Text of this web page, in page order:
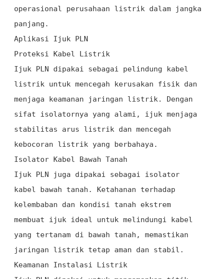
operasional perusahaan listrik dalam jangka
panjang.
Aplikasi Ijuk PLN
Proteksi Kabel Listrik
Ijuk PLN dipakai sebagai pelindung kabel
listrik untuk mencegah kerusakan fisik dan
menjaga keamanan jaringan listrik. Dengan
sifat isolatornya yang alami, ijuk menjaga
stabilitas arus listrik dan mencegah
kebocoran listrik yang berbahaya.
Isolator Kabel Bawah Tanah
Ijuk PLN juga dipakai sebagai isolator
kabel bawah tanah. Ketahanan terhadap
kelembaban dan kondisi tanah ekstrem
membuat ijuk ideal untuk melindungi kabel
yang tertanam di bawah tanah, memastikan
jaringan listrik tetap aman dan stabil.
Keamanan Instalasi Listrik